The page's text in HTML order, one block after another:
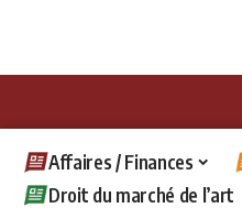
Affaires / Finances
Droit du marché de l’art